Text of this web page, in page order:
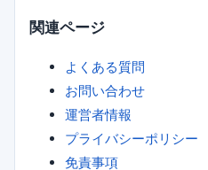
関連ページ
よくある質問
お問い合わせ
運営者情報
プライバシーポリシー
免責事項